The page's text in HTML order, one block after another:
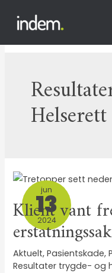
Helserett
jun
13
2024
Klient vant
erstatningssak
Aktuelt, Pasientskade,
Resultater trygde- og